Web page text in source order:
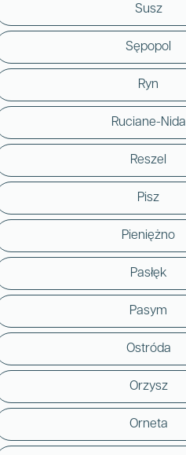
Susz
Sępopol
Ryn
Ruciane-Nida
Reszel
Pisz
Pieniężno
Pasłęk
Pasym
Ostróda
Orzysz
Orneta